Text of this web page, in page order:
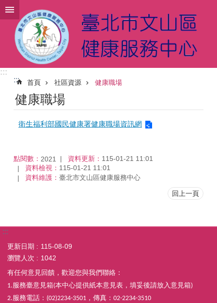
跳到主要內容區塊
:::
::: 首頁 社區資源 健康職場
健康職場
衛生福利部國民健康署健康職場資訊網
點閱數： 2021 資料更新： 115-01-21 11:01
資料檢視： 115-01-21 11:01
資料維護： 臺北市文山區健康服務中心
回上一頁
:::
更新日期
115-08-09
瀏覽人次
1042
有任何意見回饋，歡迎您與我們聯絡：
1.服務臺意見箱(本中心提供紙本意見表，填妥後請放入意見箱)
2.服務電話： (02)2234-3501 ，傳真： 02-2234-3510